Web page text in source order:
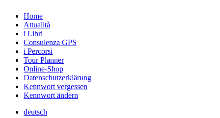
Home
Attualità
i Libri
Consulenza GPS
i Percorsi
Tour Planner
Online-Shop
Datenschutzerklärung
Kennwort vergessen
Kennwort ändern
deutsch